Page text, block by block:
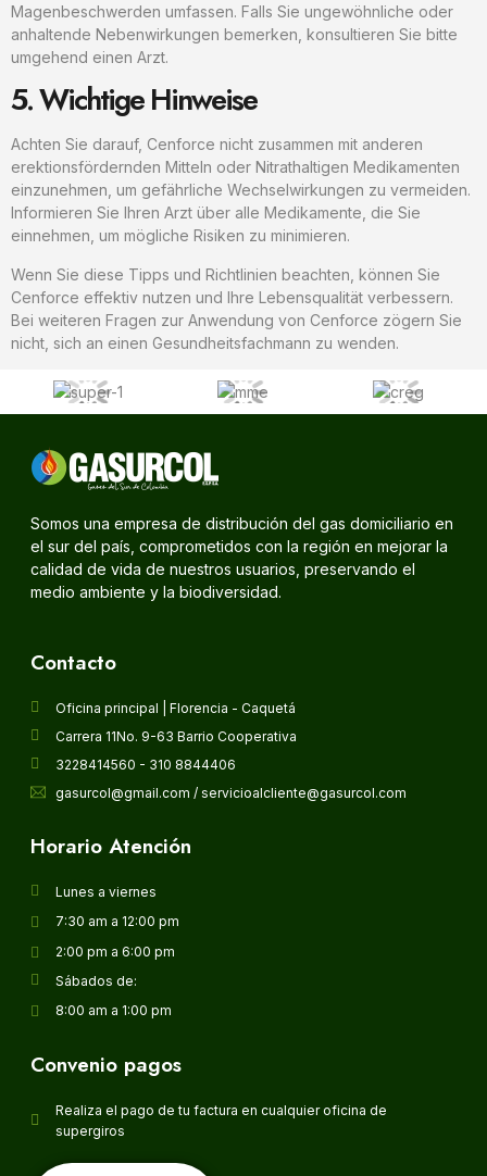
Magenbeschwerden umfassen. Falls Sie ungewöhnliche oder
anhaltende Nebenwirkungen bemerken, konsultieren Sie bitte
umgehend einen Arzt.
5. Wichtige Hinweise
Achten Sie darauf, Cenforce nicht zusammen mit anderen
erektionsfördernden Mitteln oder Nitrathaltigen Medikamenten
einzunehmen, um gefährliche Wechselwirkungen zu vermeiden.
Informieren Sie Ihren Arzt über alle Medikamente, die Sie
einnehmen, um mögliche Risiken zu minimieren.
Wenn Sie diese Tipps und Richtlinien beachten, können Sie
Cenforce effektiv nutzen und Ihre Lebensqualität verbessern.
Bei weiteren Fragen zur Anwendung von Cenforce zögern Sie
nicht, sich an einen Gesundheitsfachmann zu wenden.
Somos una empresa de distribución del gas domiciliario en
el sur del país, comprometidos con la región en mejorar la
calidad de vida de nuestros usuarios, preservando el
medio ambiente y la biodiversidad.
Contacto
Oficina principal | Florencia - Caquetá
Carrera 11No. 9-63 Barrio Cooperativa
3228414560 - 310 8844406
gasurcol@gmail.com / servicioalcliente@gasurcol.com
Horario Atención
Lunes a viernes
7:30 am a 12:00 pm
2:00 pm a 6:00 pm
Sábados de:
8:00 am a 1:00 pm
Convenio pagos
Realiza el pago de tu factura en cualquier oficina de
supergiros